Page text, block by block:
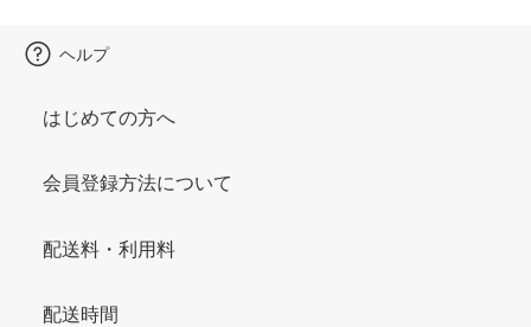
ヘルプ
はじめての方へ
会員登録方法について
配送料・利用料
配送時間